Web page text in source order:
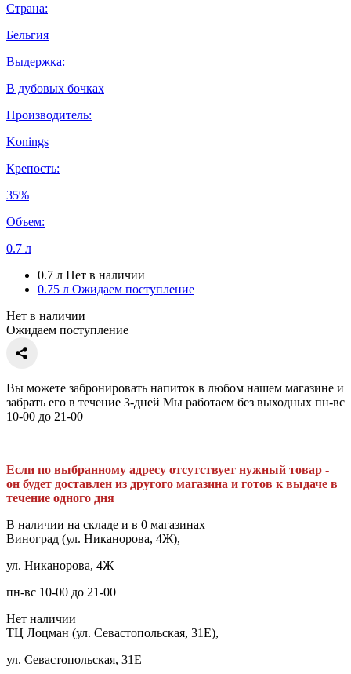
Страна:
Бельгия
Выдержка:
В дубовых бочках
Производитель:
Konings
Крепость:
35%
Объем:
0.7 л
0.7 л Нет в наличии
0.75 л Ожидаем поступление
Нет в наличии
Ожидаем поступление
Вы можете забронировать напиток в любом нашем магазине и
забрать его в течение 3-дней Мы работаем без выходных пн-вс
10-00 до 21-00
Если по выбранному адресу отсутствует нужный товар -
он будет доставлен из другого магазина и готов к выдаче в
течение одного дня
В наличии на складе и в 0 магазинах
Виноград (ул. Никанорова, 4Ж),
ул. Никанорова, 4Ж
пн-вс 10-00 до 21-00
Нет наличии
ТЦ Лоцман (ул. Севастопольская, 31Е),
ул. Севастопольская, 31Е